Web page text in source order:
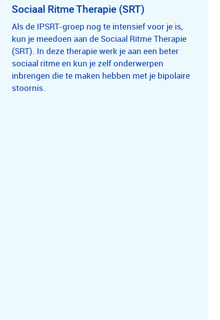
Sociaal Ritme Therapie (SRT)
Als de IPSRT-groep nog te intensief voor je is,
kun je meedoen aan de Sociaal Ritme Therapie
(SRT). In deze therapie werk je aan een beter
sociaal ritme en kun je zelf onderwerpen
inbrengen die te maken hebben met je bipolaire
stoornis.